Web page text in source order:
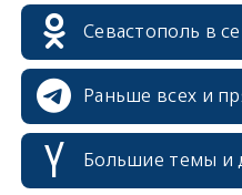
Севастополь в
Раньше всех и
Большие темы и